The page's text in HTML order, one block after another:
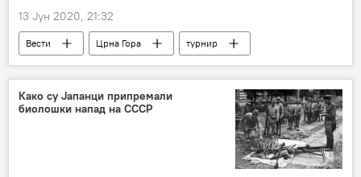
13 Јун 2020, 21:32
Вести Црна Гора
турнир
отказивање
Новак Ђоковић Тенис
Како су Јапанци припремали
биолошки напад на СССР